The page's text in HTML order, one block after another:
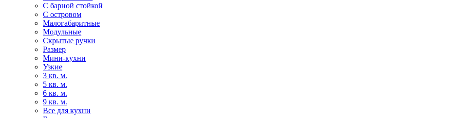
С барной стойкой
С островом
Малогабаритные
Модульные
Скрытые ручки
Размер
Мини-кухни
Узкие
3 кв. м.
5 кв. м.
6 кв. м.
9 кв. м.
Все для кухни